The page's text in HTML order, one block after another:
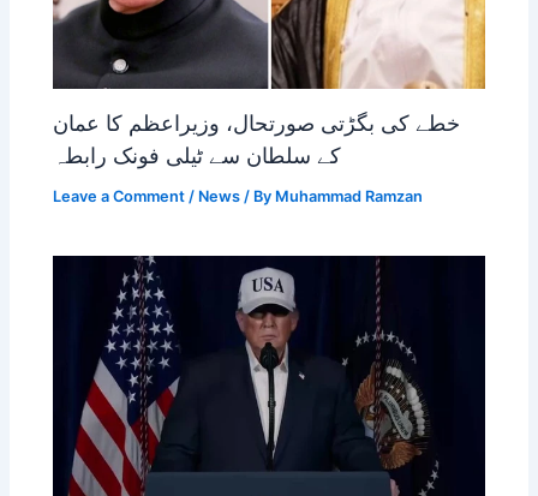
خطے کی بگڑتی صورتحال، وزیراعظم کا عمان
کے سلطان سے ٹیلی فونک رابطہ
Leave a Comment / News / By Muhammad Ramzan